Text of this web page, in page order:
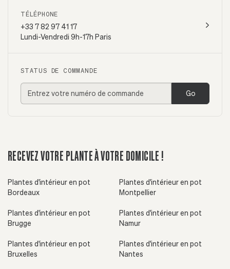
TÉLÉPHONE
+33 7 82 97 41 17
Lundi-Vendredi 9h-17h Paris
STATUS DE COMMANDE
Go
RECEVEZ VOTRE PLANTE À VOTRE DOMICILE !
Plantes d'intérieur en pot
Bordeaux
Plantes d'intérieur en pot
Brugge
Plantes d'intérieur en pot
Bruxelles
Plantes d'intérieur en pot
Montpellier
Plantes d'intérieur en pot
Namur
Plantes d'intérieur en pot
Nantes